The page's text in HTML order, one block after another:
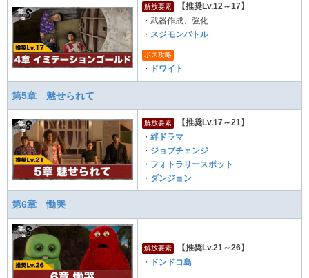
解放要素
【推奨Lv.12～17】
・武器作成、強化
・ スジモンバトル
ボス攻略
・ ドワイト
第5章 魅せられて
解放要素
【推奨Lv.17～21】
・ 絆ドラマ
・ ジョブチェンジ
・ フォトラリースポット
・ ダンジョン
第6章 慟哭
解放要素
【推奨Lv.21～26】
・
ドンドコ島